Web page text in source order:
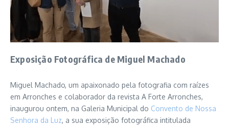
Exposição Fotográfica de Miguel Machado
Miguel Machado, um apaixonado pela fotografia com raízes
em Arronches e colaborador da revista A Forte Arronches,
inaugurou ontem, na Galeria Municipal do Convento de Nossa
Senhora da Luz, a sua exposição fotográfica intitulada